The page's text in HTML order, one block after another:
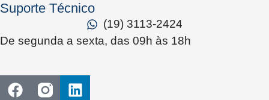
Suporte Técnico
(19) 3113-2424
De segunda a sexta, das 09h às 18h